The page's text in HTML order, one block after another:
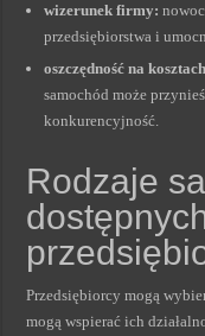
wizerunek firmy:
przedsiębiorstwa i
oszczędność na
samochód może
konkurencyjność.
Rodzaje
Przedsiębiorcy mogą
mogą wspierać ich